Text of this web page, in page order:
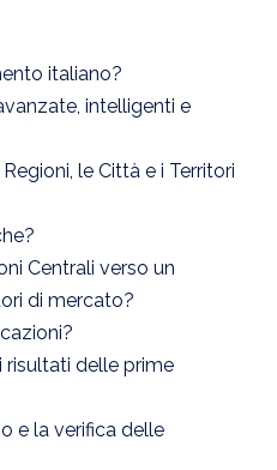
italiano?
intelligenti e
le Città e i Territori
Centrali verso un
di mercato?
delle prime
e la verifica delle